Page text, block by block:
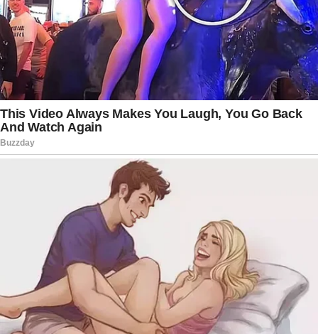
integrantes do Supremo Tribunal Federal,
representantes do Ministério Público e um dos
nomes mais conhecidos do grupo político ligado
ao ex-presidente Jair Bolsonaro. Especialistas
em direito constitucional avaliam que a discussão
sobre imparcialidade poderá se tornar um dos
pontos mais relevantes da ação, especialmente
diante da repercussão internacional e da
sensibilidade institucional envolvendo as
acusações apresentadas pela Procuradoria-Geral
da República.
Com a apresentação das alegações finais tanto
da acusação quanto da defesa, o processo agora
entra em uma fase decisiva no Supremo Tribunal